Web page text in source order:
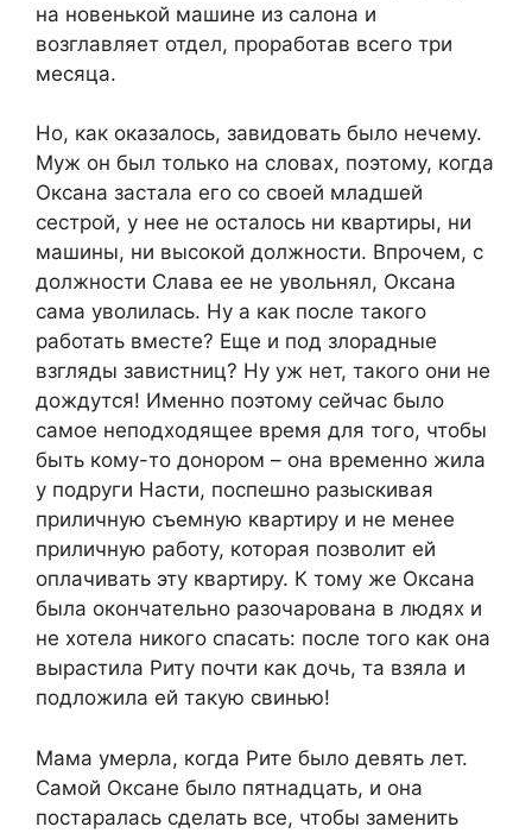
на новенькой машине из салона и
возглавляет отдел, проработав всего три
месяца.
Но, как оказалось, завидовать было нечему.
Муж он был только на словах, поэтому, когда
Оксана застала его со своей младшей
сестрой, у нее не осталось ни квартиры, ни
машины, ни высокой должности. Впрочем, с
должности Слава ее не увольнял, Оксана
сама уволилась. Ну а как после такого
работать вместе? Еще и под злорадные
взгляды завистниц? Ну уж нет, такого они не
дождутся! Именно поэтому сейчас было
самое неподходящее время для того, чтобы
быть кому-то донором – она временно жила
у подруги Насти, поспешно разыскивая
приличную съемную квартиру и не менее
приличную работу, которая позволит ей
оплачивать эту квартиру. К тому же Оксана
была окончательно разочарована в людях и
не хотела никого спасать: после того как она
вырастила Риту почти как дочь, та взяла и
подложила ей такую свинью!
Мама умерла, когда Рите было девять лет.
Самой Оксане было пятнадцать, и она
постаралась сделать все, чтобы заменить